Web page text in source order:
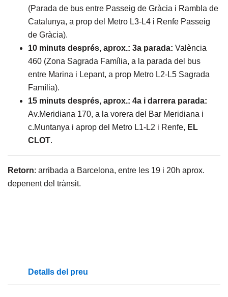
(Parada de bus entre Passeig de Gràcia i Rambla de
Catalunya, a prop del Metro L3-L4 i Renfe Passeig
de Gràcia).
10 minuts després, aprox.: 3a parada: València
460 (Zona Sagrada Família, a la parada del bus
entre Marina i Lepant, a prop Metro L2-L5 Sagrada
Família).
15 minuts després, aprox.: 4a i darrera parada:
Av.Meridiana 170, a la vorera del Bar Meridiana i
c.Muntanya i aprop del Metro L1-L2 i Renfe, EL
CLOT.
Retorn: arribada a Barcelona, entre les 19 i 20h aprox.
depenent del trànsit.
Detalls del preu